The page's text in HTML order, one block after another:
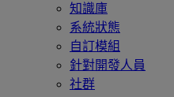
知識庫
系統狀態
自訂模組
針對開發人員
社群